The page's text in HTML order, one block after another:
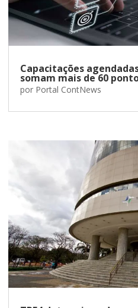
Capacitações
somam mais de 60
por Portal ContNews